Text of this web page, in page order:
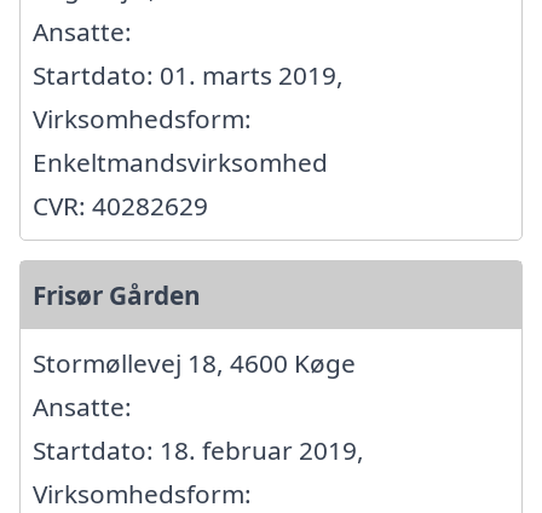
Ansatte:
Startdato: 01. marts 2019,
Virksomhedsform:
Enkeltmandsvirksomhed
CVR: 40282629
Frisør Gården
Stormøllevej 18, 4600 Køge
Ansatte:
Startdato: 18. februar 2019,
Virksomhedsform: